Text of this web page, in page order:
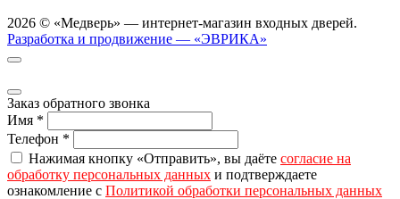
2026 © «Медверь» — интернет-магазин входных дверей.
Разработка и продвижение — «ЭВРИКА»
Заказ обратного звонка
Имя *
Телефон *
Нажимая кнопку «Отправить», вы даёте согласие на
обработку персональных данных и подтверждаете
ознакомление с Политикой обработки персональных данных